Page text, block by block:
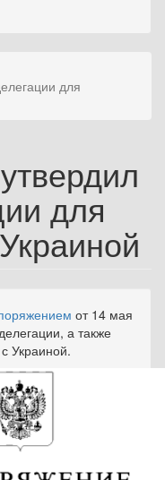
для
для
от 14 мая
а также
Украиной.